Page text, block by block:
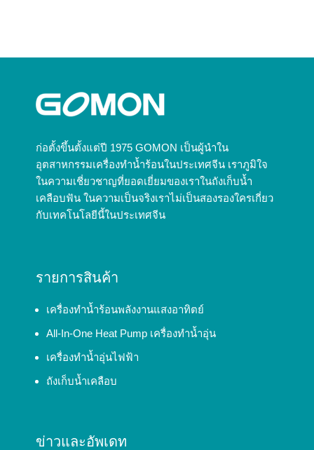
ก่อตั้งขึ้นตั้งแต่ปี 1975 GOMON เป็นผู้นำใน
อุตสาหกรรมเครื่องทำน้ำร้อนในประเทศจีน เราภูมิใจ
ในความเชี่ยวชาญที่ยอดเยี่ยมของเราในถังเก็บน้ำ
เคลือบฟัน ในความเป็นจริงเราไม่เป็นสองรองใครเกี่ยว
กับเทคโนโลยีนี้ในประเทศจีน
รายการสินค้า
เครื่องทำน้ำร้อนพลังงานแสงอาทิตย์
All-In-One Heat Pump เครื่องทำน้ำอุ่น
เครื่องทำน้ำอุ่นไฟฟ้า
ถังเก็บน้ำเคลือบ
ข่าวและอัพเดท